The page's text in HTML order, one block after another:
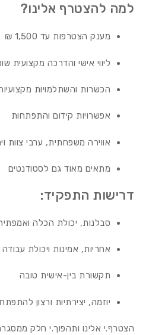
למה להצטרף אלינו?
מענק הצטרפות עד 1,500 ₪
ליווי אישי והדרכה מקצועית
הכשרות והשתלמויות
אפשרויות קידום והתפתחות
אווירה משפחתית, ערבי צוות
מתאים מאוד גם לסטודנטים
דרישות התפקיד:
סבלנות, יכולת הכלה
אחריות, אמינות ויכולת עבודה
תקשורת בין-אישית טובה
יוזמה, יצירתיות ורצון להתפתח
הצטרף.י אלינו ותהפוך.י חלק